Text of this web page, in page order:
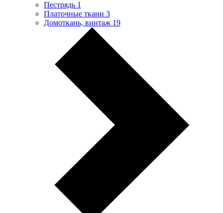
Пестрядь 1
Платочные ткани 3
Домоткань, винтаж 19